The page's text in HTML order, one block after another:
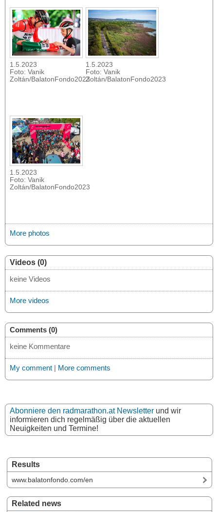
Results
www.balatonfondo.com/en
Related news
1.5.2023
Foto: Vanik
Zoltán/BalatonFondo2023
1.5.2023
Foto: Vanik
Zoltán/BalatonFondo2023
1.5.2023
Foto: Vanik
Zoltán/BalatonFondo2023
More photos
Videos (0)
keine Videos
More videos
Comments (0)
keine Kommentare
My comment | More comments
Abonniere den radmarathon.at Newsletter und wir
informieren dich regelmäßig über die aktuellen
Neuigkeiten und Termine!